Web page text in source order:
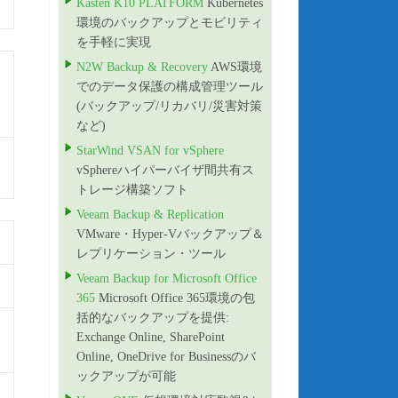
Kasten K10 PLATFORM Kubernetes
環境のバックアップとモビリティ
を手軽に実現
N2W Backup & Recovery AWS環境
でのデータ保護の構成管理ツール
(バックアップ/リカバリ/災害対策
など)
StarWind VSAN for vSphere
vSphereハイパーバイザ間共有ス
トレージ構築ソフト
Veeam Backup & Replication
VMware・Hyper-Vバックアップ＆
レプリケーション・ツール
Veeam Backup for Microsoft Office
365 Microsoft Office 365環境の包
括的なバックアップを提供:
Exchange Online, SharePoint
Online, OneDrive for Businessのバ
ックアップが可能